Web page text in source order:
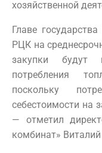
хозяйственной
Главе
РЦК на
закупки будут
потребления
поскольку
себестоимости на
— отметил
комбинат»